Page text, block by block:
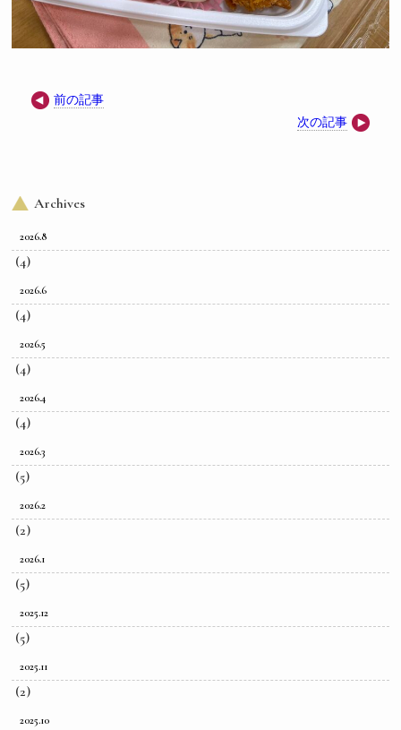
前の記事
次の記事
Archives
2026.8
(4)
2026.6
(4)
2026.5
(4)
2026.4
(4)
2026.3
(5)
2026.2
(2)
2026.1
(5)
2025.12
(5)
2025.11
(2)
2025.10